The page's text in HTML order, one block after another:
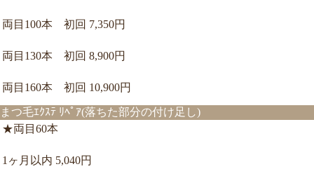
両目100本 初回 7,350円
両目130本 初回 8,900円
両目160本 初回 10,900円
まつ毛ｴｸｽﾃ ﾘﾍﾟｱ(落ちた部分の付け足し)
★両目60本
1ヶ月以内 5,040円